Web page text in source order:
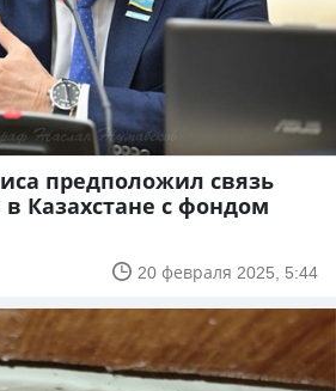
предположил связь
Казахстане с фондом
20 февраля 2025, 5:44